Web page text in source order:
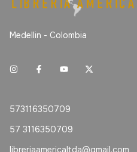
Medellin - Colombia
573116350709
57 3116350709
libreriaamericaltda@gmail.com